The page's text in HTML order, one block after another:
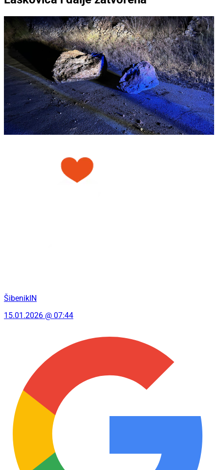
ŠibenikIN
15.01.2026 @ 07:44